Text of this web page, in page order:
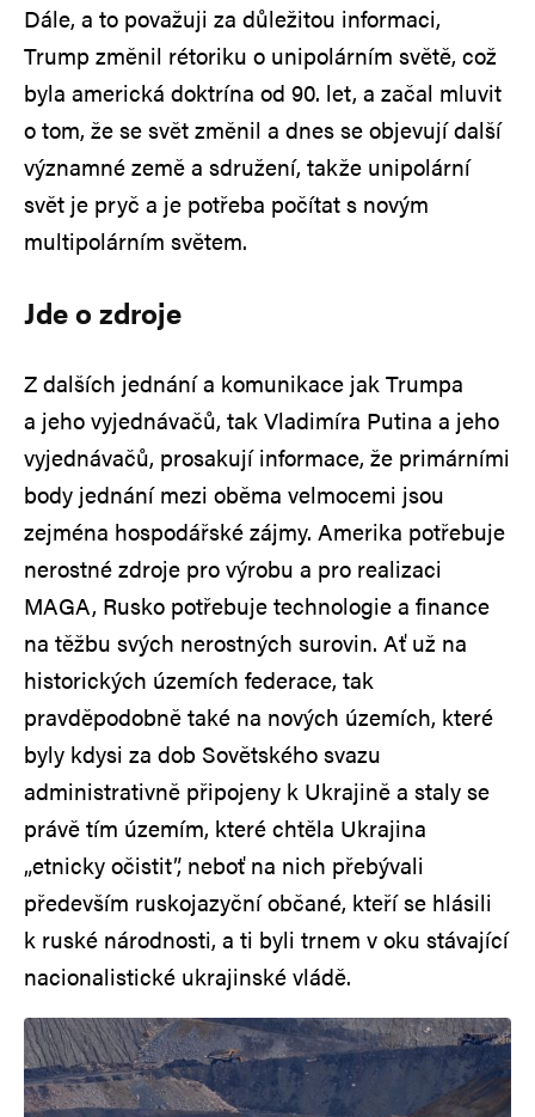
Dále, a to považuji za důležitou informaci,
Trump změnil rétoriku o unipolárním světě, což
byla americká doktrína od 90. let, a začal mluvit
o tom, že se svět změnil a dnes se objevují další
významné země a sdružení, takže unipolární
svět je pryč a je potřeba počítat s novým
multipolárním světem.
Jde o zdroje
Z dalších jednání a komunikace jak Trumpa
a jeho vyjednávačů, tak Vladimíra Putina a jeho
vyjednávačů, prosakují informace, že primárními
body jednání mezi oběma velmocemi jsou
zejména hospodářské zájmy. Amerika potřebuje
nerostné zdroje pro výrobu a pro realizaci
MAGA, Rusko potřebuje technologie a finance
na těžbu svých nerostných surovin. Ať už na
historických územích federace, tak
pravděpodobně také na nových územích, které
byly kdysi za dob Sovětského svazu
administrativně připojeny k Ukrajině a staly se
právě tím územím, které chtěla Ukrajina
„etnicky očistit”, neboť na nich přebývali
především ruskojazyční občané, kteří se hlásili
k ruské národnosti, a ti byli trnem v oku stávající
nacionalistické ukrajinské vládě.